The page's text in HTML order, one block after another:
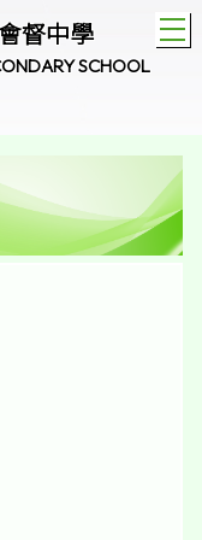
督中學
SCHOOL